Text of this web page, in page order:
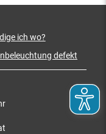
ich wo?
defekt